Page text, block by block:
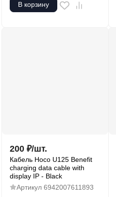
В корзину
200 ₽/шт.
Кабель Hoco U125 Benefit
charging data cable with
display IP - Black
Артикул 6942007611893